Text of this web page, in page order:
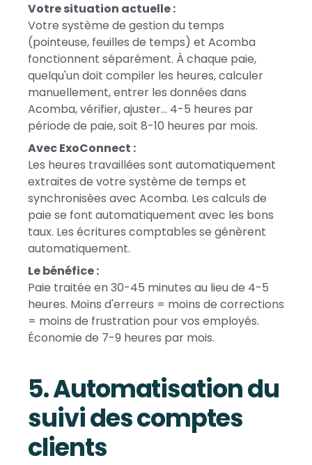
Votre situation actuelle :
Votre système de gestion du temps
(pointeuse, feuilles de temps) et Acomba
fonctionnent séparément. À chaque paie,
quelqu'un doit compiler les heures, calculer
manuellement, entrer les données dans
Acomba, vérifier, ajuster... 4-5 heures par
période de paie, soit 8-10 heures par mois.
Avec ExoConnect :
Les heures travaillées sont automatiquement
extraites de votre système de temps et
synchronisées avec Acomba. Les calculs de
paie se font automatiquement avec les bons
taux. Les écritures comptables se génèrent
automatiquement.
Le bénéfice :
Paie traitée en 30-45 minutes au lieu de 4-5
heures. Moins d'erreurs = moins de corrections
= moins de frustration pour vos employés.
Économie de 7-9 heures par mois.
5. Automatisation du
suivi des comptes
clients